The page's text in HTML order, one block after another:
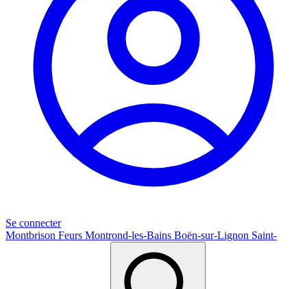
Se connecter
Montbrison Feurs Montrond-les-Bains Boën-sur-Lignon Saint-